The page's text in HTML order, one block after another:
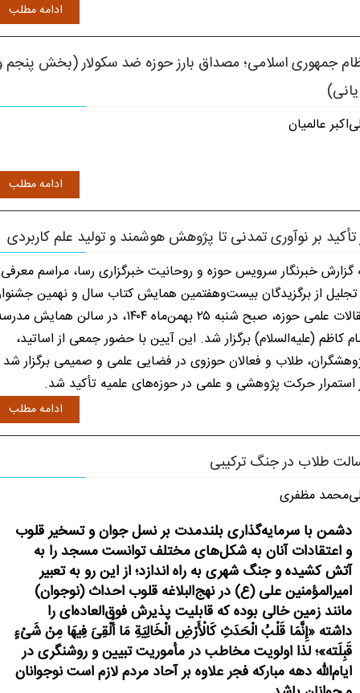
ادامه مطلب
جمهوری اسلامی؛ مصداق بارز حوزه ضد سکولار (بخش پنجم
عالمیان
ادامه مطلب
تأکید بر نوآوری تمدنی تا پژوهش هوشمند و تولید علم کاربردی
گزارش خبرنگار سرویس حوزه و روحانیت خبرگزاری رسا، مراسم معرفی
از برگزیدگان بیست‌وهفتمین همایش کتاب سال و نهمین
مقالات علمی حوزه، صبح شنبه ۲۵ بهمن‌ماه ۱۴۰۴، در سالن همایش
کاظم (علیه‌السلام) برگزار شد. این آیین با حضور جمعی از اساتید،
طلاب و فعالان حوزوی در فضایی علمی و صمیمی برگزار
استمرار حرکت پژوهشی و علمی در حوزه‌های علمیه تأکید شد.
ادامه مطلب
طلاب در جنگ ترکیبی
مظفری
دشمن با سرمایه‌گذاری بلندمدت بر نسل جوان و تسخیر قلوب
و اعتقادات آنان به شکل‌های مختلف توانست مسجد را به
آتش کشیده و جنگ شهری به راه اندازد؛ از این رو به تعبیر
امیرالمؤمنین علی (ع) در نهج‌البلاغه قلوب احداث (نوجوان)
مانند زمین خالی بوده که قابلیت پذیرش فوق‌العاده‌ای را
داشته «إِنَّمَا قَلْبُ الْحَدَثِ کَالْأَرْضِ الْخَالِیَةِ مَا أُلْقِیَ فِیهَا مِنْ شَیْ‌ءٍ
قَبِلَته‌‌‌»؛ لذا اولویت مخاطب در مأموریت تبیین و روشنگری در
ایام‌الله دهه مبارکه فجر علاوه بر آحاد مردم لازم است نوجوانان